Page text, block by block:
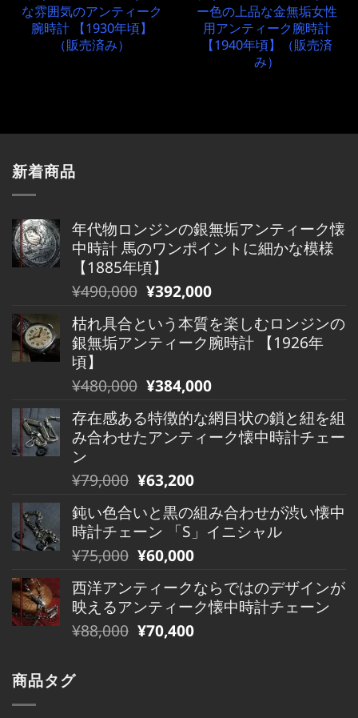
な雰囲気のアンティーク
腕時計 【1930年頃】
（販売済み）
ー色の上品な金無垢女性
用アンティーク腕時計
【1940年頃】（販売済
み）
新着商品
年代物ロンジンの銀無垢アンティーク懐
中時計 馬のワンポイントに細かな模様
【1885年頃】
元
の
価
格
は
¥490,000
で
し
た。
¥490,000 現
の
価
は
¥490,000
で
す。
¥392,000
枯れ具合という本質を楽しむロンジンの
銀無垢アンティーク腕時計 【1926年
頃】
元
の
価
格
は
¥480,000
で
し
た。
¥480,000 現
在
の
価
は
¥480,000
で
す。
¥384,000
存在感ある特徴的な網目状の鎖と紐を組
み合わせたアンティーク懐中時計チェー
ン
元
価
格
は
¥79,000
で
し
た。
¥79,000 現
の
価
格
は
¥79,000
で
す。
¥63,200
鈍い色合いと黒の組み合わせが渋い懐中
時計チェーン 「S」イニシャル
元
価
格
は
で
¥75,000 現
の
価
格
¥60,000
西洋アンティークならではのデザインが
映えるアンティーク懐中時計チェーン
元
価
¥88,000 現
¥70,400
商品タグ